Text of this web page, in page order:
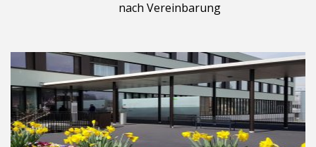
nach Vereinbarung